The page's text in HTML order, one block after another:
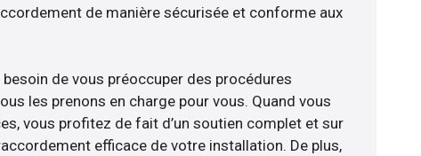
de manière sécurisée et conforme aux
besoin de vous préoccuper des procédures
les prenons en charge pour vous. Quand vous
vous profitez de fait d’un soutien complet et sur
efficace de votre installation. De plus,